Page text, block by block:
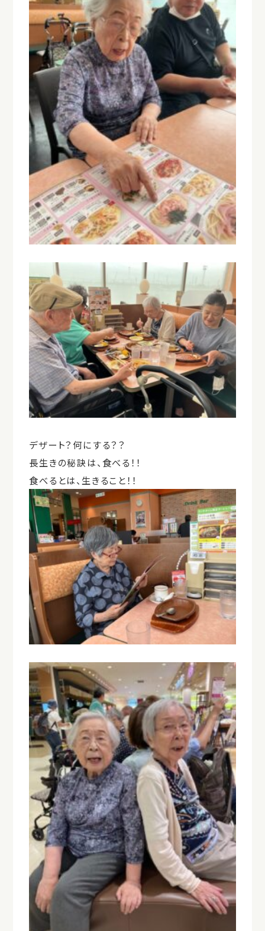
デザート？何にする？？
長生きの秘訣は、食べる！！
食べるとは、生きること！！